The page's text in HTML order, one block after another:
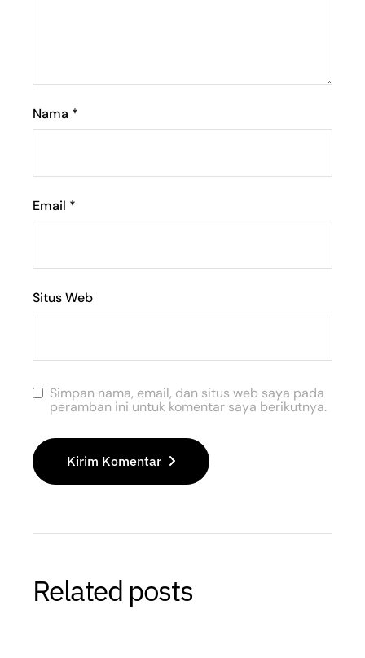
Nama *
Email *
Situs Web
Simpan nama, email, dan situs web saya pada
peramban ini untuk komentar saya berikutnya.
Kirim Komentar
Related posts